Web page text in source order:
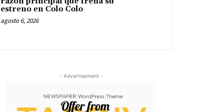
estreno en Colo Colo
agosto 6, 2026
- Advertisement -